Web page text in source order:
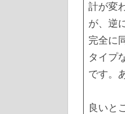
計が変
が、逆
完全に
タイプ
です。
良いと